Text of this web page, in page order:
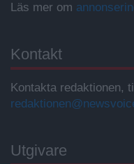
Läs mer om
Kontakt
Kontakta redaktionen,
Utgivare